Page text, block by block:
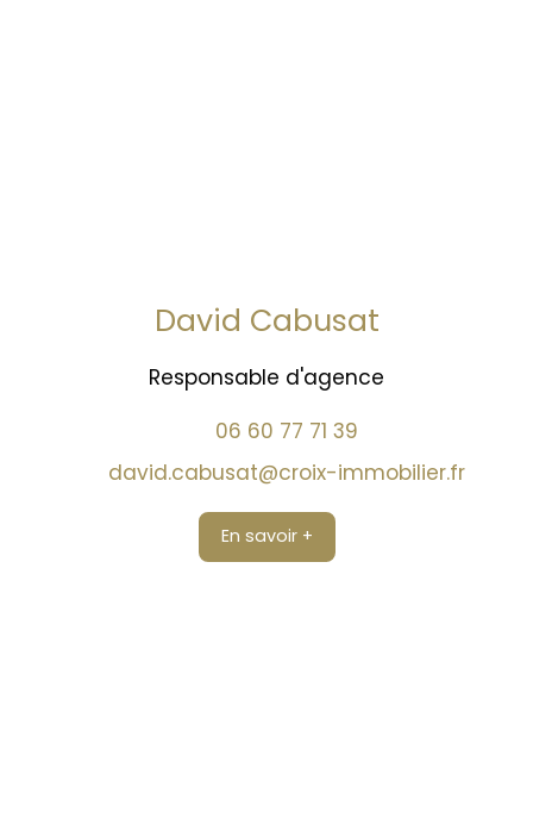
David Cabusat
Responsable d'agence
06 60 77 71 39
david.cabusat@croix-immobilier.fr
En savoir +